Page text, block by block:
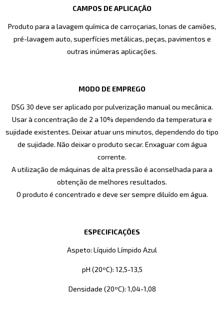
CAMPOS DE APLICAÇÃO
Produto para a lavagem química de carroçarias, lonas de camiões,
pré-lavagem auto, superfícies metálicas, peças, pavimentos e
outras inúmeras aplicações.
MODO DE EMPREGO
DSG 30 deve ser aplicado por pulverização manual ou mecânica.
Usar à concentração de 2 a 10% dependendo da temperatura e
sujidade existentes. Deixar atuar uns minutos, dependendo do tipo
de sujidade. Não deixar o produto secar. Enxaguar com água
corrente.
A utilização de máquinas de alta pressão é aconselhada para a
obtenção de melhores resultados.
O produto é concentrado e deve ser sempre diluído em água.
ESPECIFICAÇÕES
Aspeto: Líquido Límpido Azul
pH (20ºC): 12,5-13,5
Densidade (20ºC): 1,04-1,08